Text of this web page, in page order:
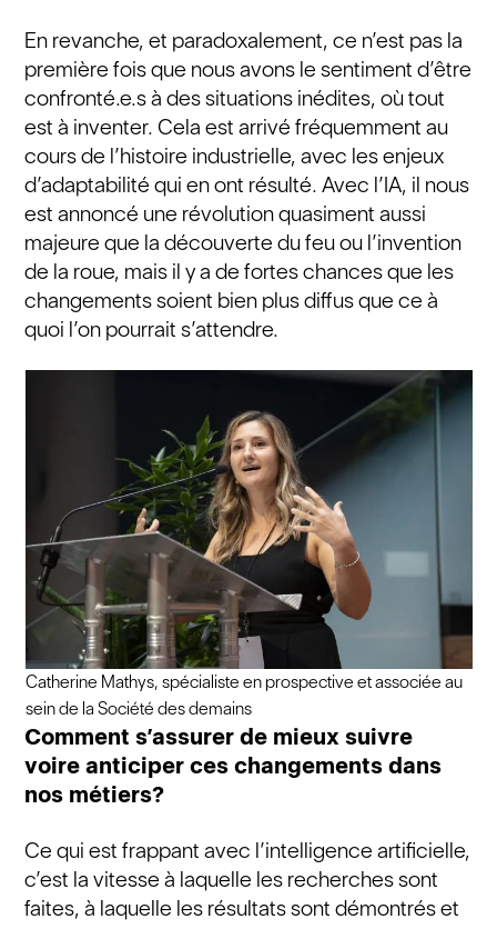
En revanche, et paradoxalement, ce n’est pas la
première fois que nous avons le sentiment d’être
confronté.e.s à des situations inédites, où tout
est à inventer. Cela est arrivé fréquemment au
cours de l’histoire industrielle, avec les enjeux
d’adaptabilité qui en ont résulté. Avec l’IA, il nous
est annoncé une révolution quasiment aussi
majeure que la découverte du feu ou l’invention
de la roue, mais il y a de fortes chances que les
changements soient bien plus diffus que ce à
quoi l’on pourrait s’attendre.
Catherine Mathys, spécialiste en prospective et associée au
sein de la Société des demains
Comment s’assurer de mieux suivre
voire anticiper ces changements dans
nos métiers?
Ce qui est frappant avec l’intelligence artificielle,
c’est la vitesse à laquelle les recherches sont
faites, à laquelle les résultats sont démontrés et